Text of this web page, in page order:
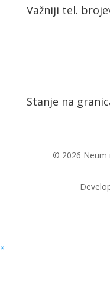
Važniji tel.
Stanje na
© 2026 Neum
×